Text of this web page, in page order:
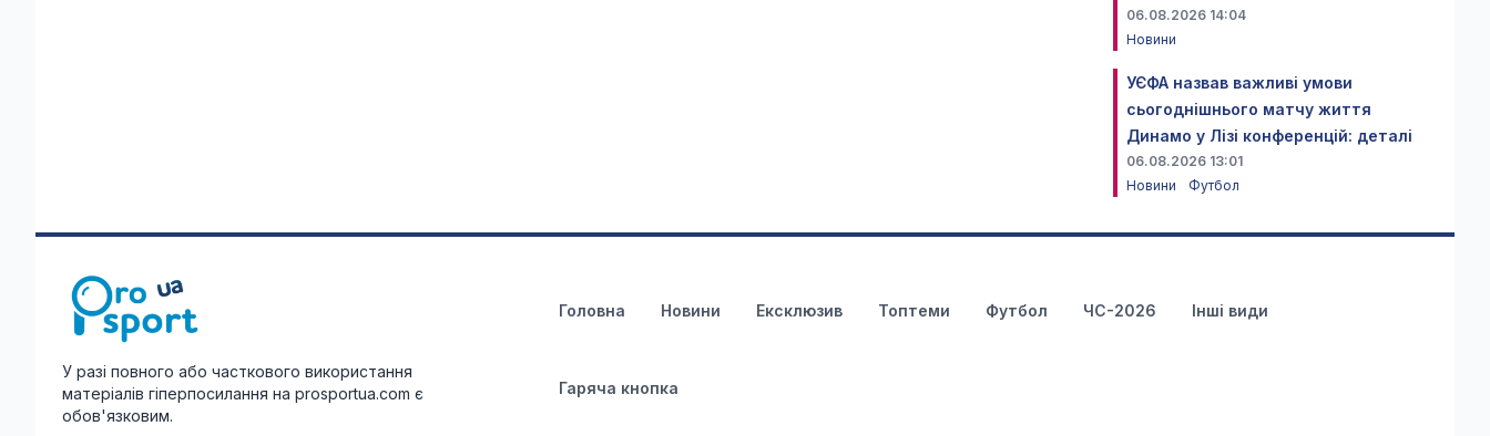
06.08.2026 14:04
Новини
УЄФА назвав важливі умови
сьогоднішнього матчу життя
Динамо у Лізі конференцій: деталі
06.08.2026 13:01
Новини
Футбол
У разі повного або часткового використання
матеріалів гіперпосилання на prosportua.com є
обов'язковим.
Головна Новини Ексклюзив Топтеми Футбол ЧС-2026 Інші види
Гаряча кнопка